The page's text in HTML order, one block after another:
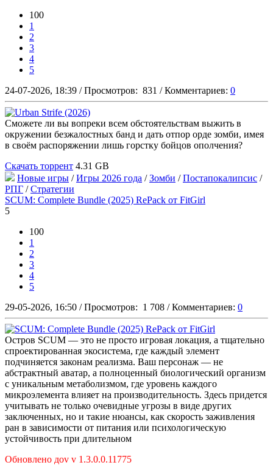
100
1
2
3
4
5
24-07-2026, 18:39 / Просмотров: 831 / Комментариев: 0
Сможете ли вы вопреки всем обстоятельствам выжить в
окружении безжалостных банд и дать отпор орде зомби, имея
в своём распоряжении лишь горстку бойцов ополчения?
Скачать торрент 4.31 GB
Новые игры /Игры 2026 года /Зомби /Постапокалипсис /
РПГ /Стратегии
SCUM: Complete Bundle (2025) RePack от FitGirl
5
100
1
2
3
4
5
29-05-2026, 16:50 / Просмотров: 1 708 / Комментариев: 0
Остров SCUM — это не просто игровая локация, а тщательно
спроектированная экосистема, где каждый элемент
подчиняется законам реализма. Ваш персонаж — не
абстрактный аватар, а полноценный биологический организм
с уникальным метаболизмом, где уровень каждого
микроэлемента влияет на производительность. Здесь придется
учитывать не только очевидные угрозы в виде других
заключенных, но и такие нюансы, как скорость заживления
ран в зависимости от питания или психологическую
устойчивость при длительном
Обновлено доv v 1.3.0.0.11775